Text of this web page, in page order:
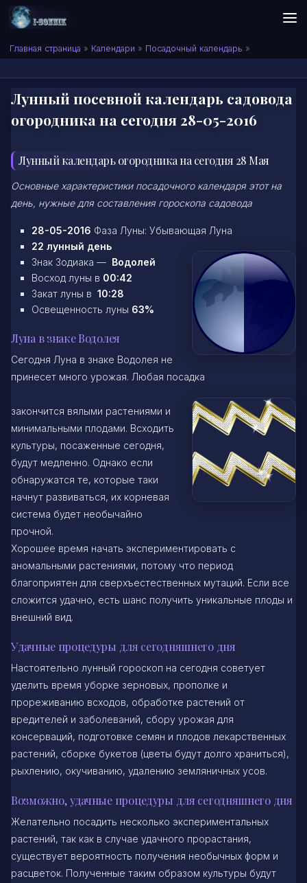
Skip to content
Сонник I-SONNIK.COM
Главная страница » Календари » Посадочный календарь »
Лунный посевной календарь садовода
огородника на сегодня 28-05-2016
Лунный календарь огородника на сегодня 28 Мая
Основные характеристики посадочного календаря этот на
день, нужные для составления гороскопа садовода
28-05-2016 Фаза Луны: Убывающая Луна
22 лунный день
Знак Зодиака — Водолей
Восход луны в 00:42
Закат луны в 10:28
Освещенность луны 63%
Луна в знаке Водолея
Сегодня Луна в знаке Водолея не
принесет много урожая. Любая посадка
закончится вялыми растениями и
минимальными плодами. Всходить
культуры, посаженные сегодня,
будут медленно. Однако если
обнаружатся те, которые таки
начнут развиваться, их корневая
система будет необычайно
прочной.
Хорошее время начать экспериментировать с
аномальными растениями, потому что период
благоприятен для сверхъестественных мутаций. Если все
сложится удачно, есть шанс получить уникальные плоды и
внешний вид.
Удачные процедуры для сегодняшнего дня
Настоятельно лунный гороскоп на сегодня советует
уделить время уборке зерновых, прополке и
прореживанию всходов, обработке растений от
вредителей и заболеваний, сбору урожая для
консерваций, подготовке семян и плодов лекарственных
растений, сборке букетов (цветы будут долго храниться),
рыхлению, окучиванию, удалению земляничных усов.
Возможно, удачные процедуры для сегодняшнего дня
Желательно посадить несколько экспериментальных
растений, так как в случае удачного прорастания,
существует вероятность получения необычных форм и
расцветок. Полученные таким образом культуры будут